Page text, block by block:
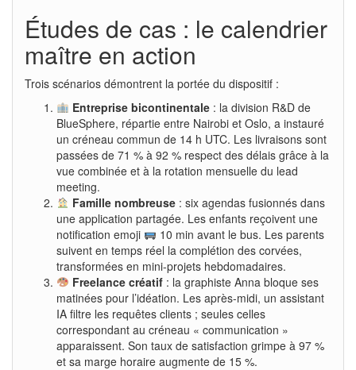
Études de cas : le calendrier
maître en action
Trois scénarios démontrent la portée du dispositif :
Entreprise bicontinentale: la division R&D de
BlueSphere, répartie entre Nairobi et Oslo, a instauré
un créneau commun de 14 h UTC. Les livraisons sont
passées de 71 % à 92 % respect des délais grâce à la
vue combinée et à la rotation mensuelle du lead
meeting.
Famille nombreuse: six agendas fusionnés dans
une application partagée. Les enfants reçoivent une
notification emoji
10 min avant le bus. Les parents
suivent en temps réel la complétion des corvées,
transformées en mini-projets hebdomadaires.
Freelance créatif: la graphiste Anna bloque ses
matinées pour l’idéation. Les après-midi, un assistant
IA filtre les requêtes clients ; seules celles
correspondant au créneau « communication »
apparaissent. Son taux de satisfaction grimpe à 97 %
et sa marge horaire augmente de 15 %.